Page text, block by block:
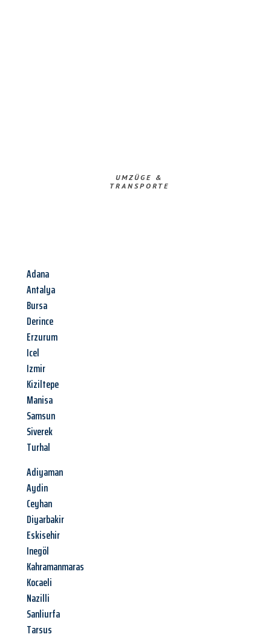
UMZÜGE &
TRANSPORTE
Adana
Antalya
Bursa
Derince
Erzurum
Icel
Izmir
Kiziltepe
Manisa
Samsun
Siverek
Turhal
Adiyaman
Aydin
Ceyhan
Diyarbakir
Eskisehir
Inegöl
Kahramanmaras
Kocaeli
Nazilli
Sanliurfa
Tarsus